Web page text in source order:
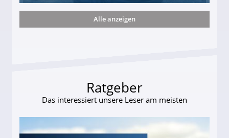
Tod zweier tapferer Schäferhunde!
Alle anzeigen
Ratgeber
Das interessiert unsere Leser am meisten